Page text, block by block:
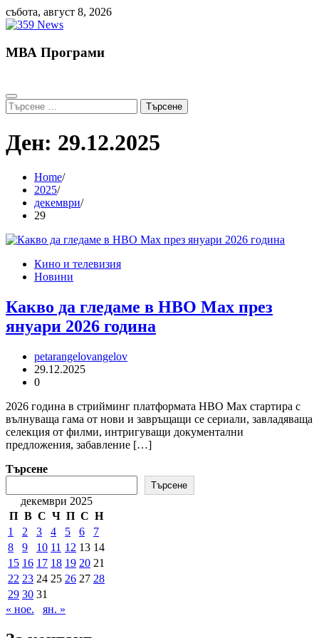
Skip
to
събота, август 8, 2026
МВА Програми
Търсене
за:
Ден: 29.12.2025
Home
2025
декември
29
Кино и телевизия
Новини
Какво да гледаме в HBO Max през
януари 2026 година
petarangelovangelov
29.12.2025
0
2026 година в стрийминг платформата HBO Max стартира с
вълнуваща гама от нови и завръщащи се сериали, завладяваща
селекция от филми, интригуващи документални
предложения, забавление […]
Търсене
Търсене
декември 2025
П В С Ч П С Н
1
2 3 4 5 6
7
8
9 10 11 12 13 14
15 16 17 18 19 20 21
22 23 24 25 26 27 28
29 30 31
« ное.
ян. »